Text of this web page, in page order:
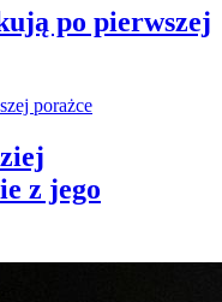
po pierwszej
z jego